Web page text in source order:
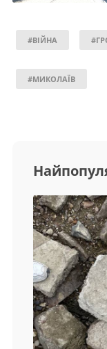
#ВІЙНА
#МИКОЛАЇВ